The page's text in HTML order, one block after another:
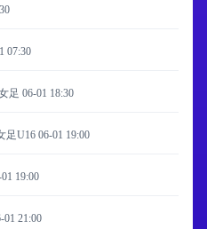
07:30
足 06-01 18:30
足U16 06-01 19:00
19:00
01 21:00